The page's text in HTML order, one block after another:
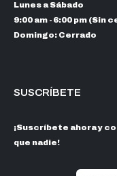
Lunes a Sábado
9:00 am - 6:00 pm (Sin
Domingo: Cerrado
SUSCRÍBETE
¡Suscríbete ahora y
que nadie!